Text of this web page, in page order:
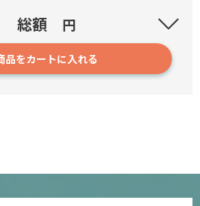
1077
4,980円～
総額 円
品をカートに入れる